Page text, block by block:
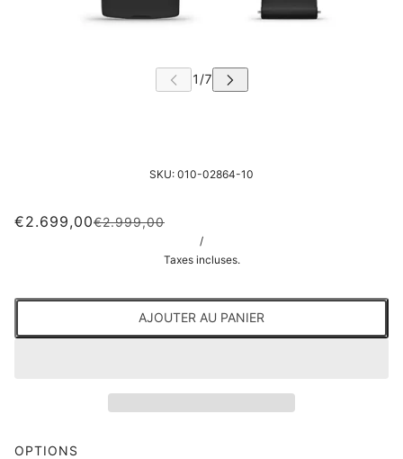
SKU: 010-02864-10
€2.699,00€2.999,00
/
Taxes incluses.
AJOUTER AU PANIER
OPTIONS